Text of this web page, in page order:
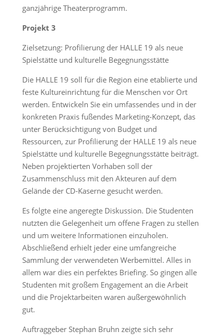
ganzjährige Theaterprogramm.
Projekt 3
Zielsetzung: Profilierung der HALLE 19 als neue
Spielstätte und kulturelle Begegnungsstätte
Die HALLE 19 soll für die Region eine etablierte und
feste Kultureinrichtung für die Menschen vor Ort
werden. Entwickeln Sie ein umfassendes und in der
konkreten Praxis fußendes Marketing-Konzept, das
unter Berücksichtigung von Budget und
Ressourcen, zur Profilierung der HALLE 19 als neue
Spielstätte und kulturelle Begegnungsstätte beiträgt.
Neben projektierten Vorhaben soll der
Zusammenschluss mit den Akteuren auf dem
Gelände der CD-Kaserne gesucht werden.
Es folgte eine angeregte Diskussion. Die Studenten
nutzten die Gelegenheit um offene Fragen zu stellen
und um weitere Informationen einzuholen.
Abschließend erhielt jeder eine umfangreiche
Sammlung der verwendeten Werbemittel. Alles in
allem war dies ein perfektes Briefing. So gingen alle
Studenten mit großem Engagement an die Arbeit
und die Projektarbeiten waren außergewöhnlich
gut.
Auftraggeber Stephan Bruhn zeigte sich sehr